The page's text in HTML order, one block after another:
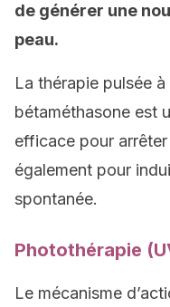
de générer une
peau.
La thérapie pulsée
bétaméthasone est
efficace pour
également pour
spontanée.
Photothérapie
Le mécanisme